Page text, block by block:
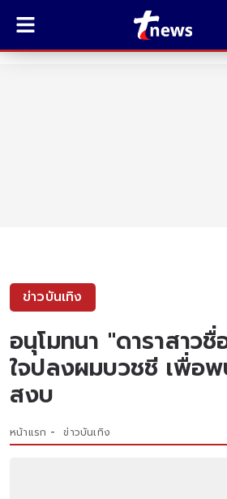
ข่าวบันเทิง
อนุโมทนา "ดาราสาว
ใจปลงผมบวชชี เพื่อพ
สงบ
หน้าแรก ข่าวบันเทิง